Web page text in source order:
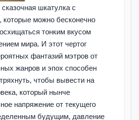
шкатулка с
которые можно бесконечно
тонким вкусом
мира. И этот чертог
фантазий мэтров от
жанров и эпох способен
чтобы вывести на
который нынче
напряжение от текущего
будущим, давление